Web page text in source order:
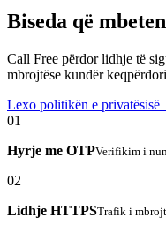
Biseda që
Call Free përdor lidhje të
mbrojtëse kundër
Lexo politikën e
01
Hyrje me OTPVerifikim i
02
Lidhje HTTPSTrafik i